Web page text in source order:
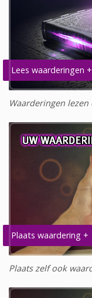
Lees waarderingen +
Waarderingen lezen
Plaats waardering +
Plaats zelf ook